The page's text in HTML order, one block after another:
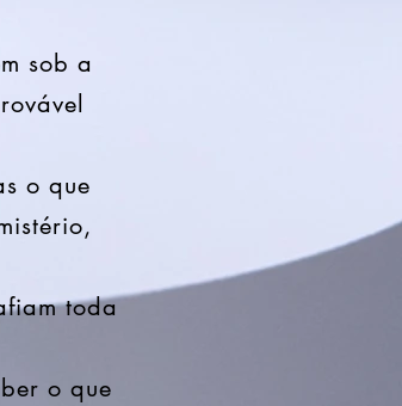
sob a
o que
toda
o que